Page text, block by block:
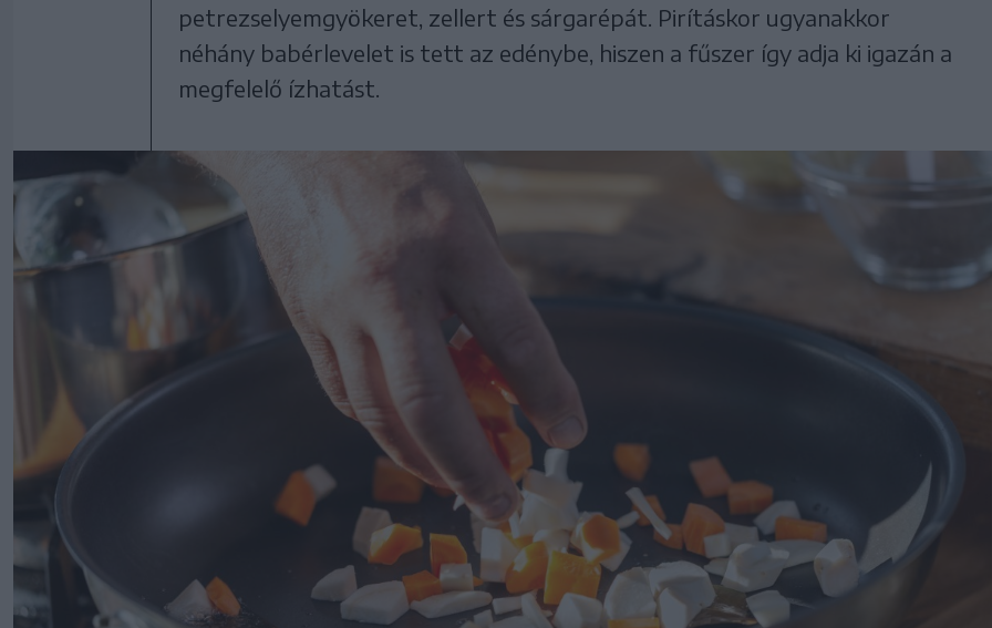
petrezselyemgyökeret, zellert és sárgarépát. Pirításkor ugyanakkor
néhány babérlevelet is tett az edénybe, hiszen a fűszer így adja ki igazán a
megfelelő ízhatást.